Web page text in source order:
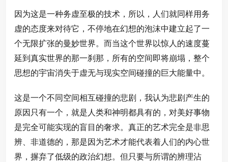
因为这是一种务虚至极的技术，所以，人们就同样用务
虚的态度来对待它，不停地在幻想的泡沫中建立起了一
个无限扩张的曼妙世界。而当这个世界以惊人的速度蔓
延到真实世界的那一刹那，所有的空间即将崩塌，整个
思想的宇宙消失于虚无与现实空间碰撞的巨大能量中。
这是一个不同空间相互碰撞的悲剧，我认为悲剧产生的
原因只有一个，就是人类和神明都具有的，对美好事物
是完全可能实现的盲目的奢求。真正的艺术完全是非思
辨、非道德的，那是因为艺术才能代表着人们的内心世
界，摒弃了低级的政治幻想。但只要与所谓的辨理沾